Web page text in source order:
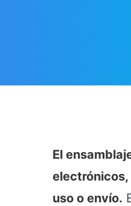
El
uso o envío.